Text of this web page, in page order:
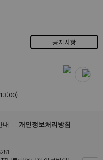
공지사항
내 개인정보처리방침